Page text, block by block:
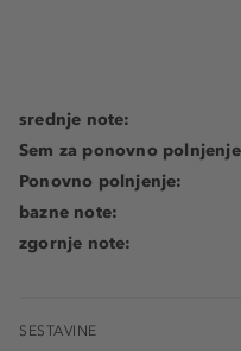
srednje note:
Sem za ponovno
Ponovno polnjenje:
bazne note:
zgornje note:
SESTAVINE